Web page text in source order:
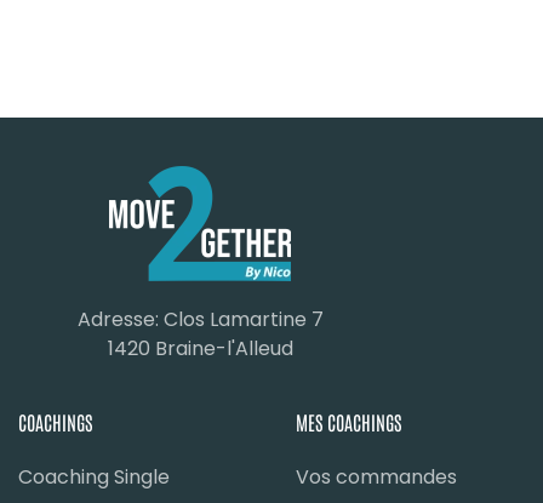
Adresse: Clos Lamartine 7
1420 Braine-l'Alleud
COACHINGS
Coaching Single
MES COACHINGS
Vos commandes